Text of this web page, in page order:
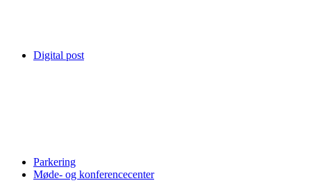
Digital post
Parkering
Møde- og konferencecenter